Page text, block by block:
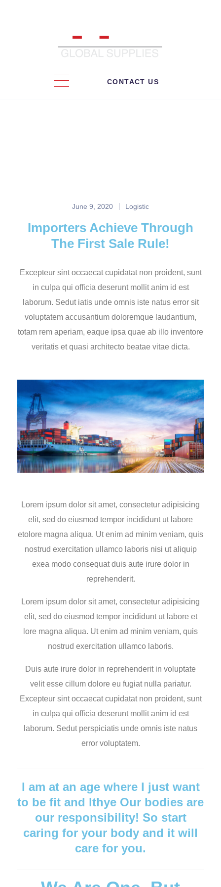
CONTACT US
June 9, 2020 Logistic
Importers Achieve Through
The First Sale Rule!
Excepteur sint occaecat cupidatat non proident, sunt
in culpa qui officia deserunt mollit anim id est
laborum. Sedut iatis unde omnis iste natus error sit
voluptatem accusantium doloremque laudantium,
totam rem aperiam, eaque ipsa quae ab illo inventore
veritatis et quasi architecto beatae vitae dicta.
Lorem ipsum dolor sit amet, consectetur adipisicing
elit, sed do eiusmod tempor incididunt ut labore
etolore magna aliqua. Ut enim ad minim veniam, quis
nostrud exercitation ullamco laboris nisi ut aliquip
exea modo consequat duis aute irure dolor in
reprehenderit.
Lorem ipsum dolor sit amet, consectetur adipisicing
elit, sed do eiusmod tempor incididunt ut labore et
lore magna aliqua. Ut enim ad minim veniam, quis
nostrud exercitation ullamco laboris.
Duis aute irure dolor in reprehenderit in voluptate
velit esse cillum dolore eu fugiat nulla pariatur.
Excepteur sint occaecat cupidatat non proident, sunt
in culpa qui officia deserunt mollit anim id est
laborum. Sedut perspiciatis unde omnis iste natus
error voluptatem.
I am at an age where I just want
to be fit and lthye Our bodies are
our responsibility! So start
caring for your body and it will
care for you.